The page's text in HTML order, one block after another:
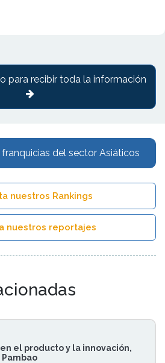
del sector Asiáticos
nuestros Rankings
nuestros reportajes
el producto y la innovación,